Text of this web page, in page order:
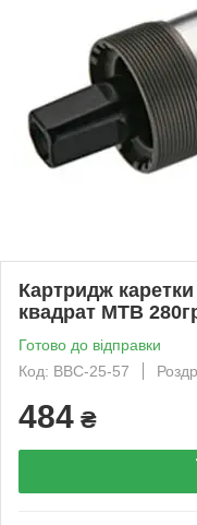
Картридж
квадрат MTB
Готово до відправки
Код: BBC-25-57
484 ₴